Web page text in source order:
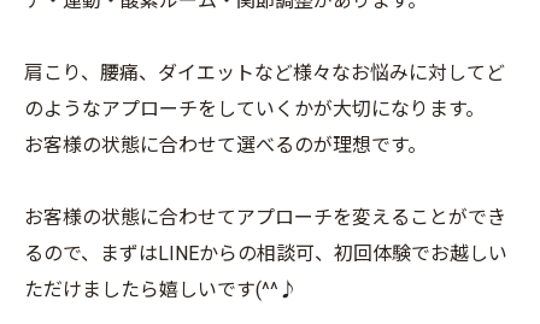
肩こり、腰痛、ダイエットなど様々なお悩みに対してど
のようなアプローチをしていくかが大切になります。
お客様の状態に合わせて選べるのが理想です。
お客様の状態に合わせてアプローチを変えることができ
るので、まずはLINEからの相談可、初回体験でお越しい
ただけましたら嬉しいです(^^♪